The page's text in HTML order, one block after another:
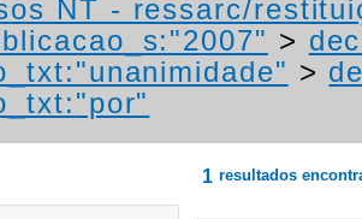
NT - ressarc/
>
>
1 resultados